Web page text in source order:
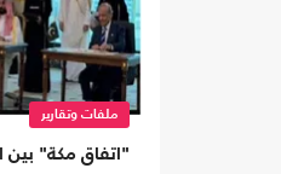
ملفات وتقارير
"اتفاق مكة" بين